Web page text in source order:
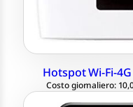
Hotspot Wi-Fi-
Costo giornaliero: